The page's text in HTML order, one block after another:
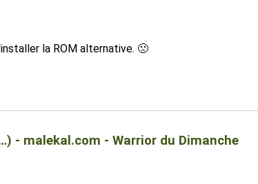
la ROM alternative. 🙁
- malekal.com - Warrior du Dimanche